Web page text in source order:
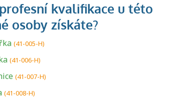
(41-005-H)
(41-006-H)
(41-007-H)
(41-008-H)